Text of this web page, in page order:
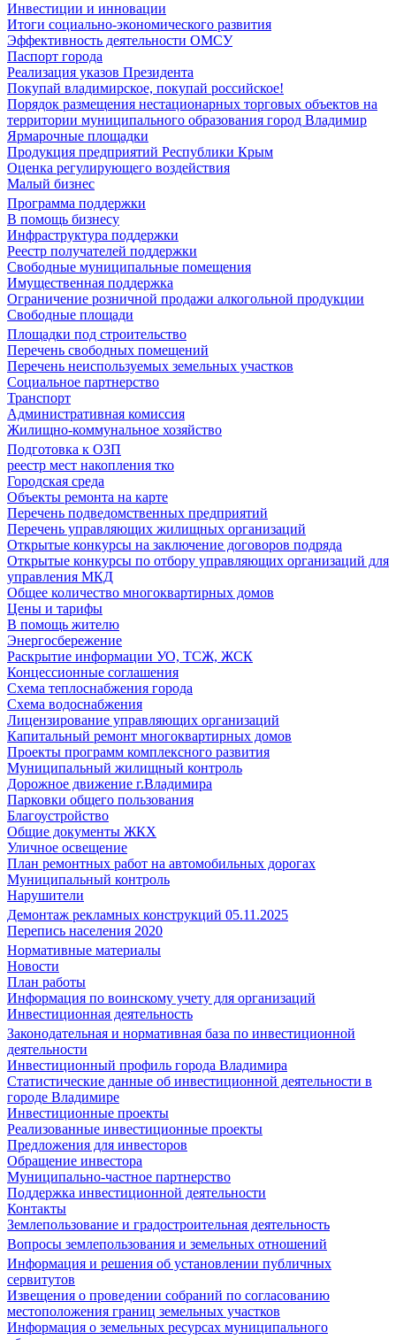
Инвестиции и инновации
Итоги социально-экономического развития
Эффективность деятельности ОМСУ
Паспорт города
Реализация указов Президента
Покупай владимирское, покупай российское!
Порядок размещения нестационарных торговых объектов на
территории муниципального образования город Владимир
Ярмарочные площадки
Продукция предприятий Республики Крым
Оценка регулирующего воздействия
Малый бизнес
Программа поддержки
В помощь бизнесу
Инфраструктура поддержки
Реестр получателей поддержки
Свободные муниципальные помещения
Имущественная поддержка
Ограничение розничной продажи алкогольной продукции
Свободные площади
Площадки под строительство
Перечень свободных помещений
Перечень неиспользуемых земельных участков
Социальное партнерство
Транспорт
Административная комиссия
Жилищно-коммунальное хозяйство
Подготовка к ОЗП
реестр мест накопления тко
Городская среда
Объекты ремонта на карте
Перечень подведомственных предприятий
Перечень управляющих жилищных организаций
Открытые конкурсы на заключение договоров подряда
Открытые конкурсы по отбору управляющих организаций для
управления МКД
Общее количество многоквартирных домов
Цены и тарифы
В помощь жителю
Энергосбережение
Раскрытие информации УО, ТСЖ, ЖСК
Концессионные соглашения
Схема теплоснабжения города
Схема водоснабжения
Лицензирование управляющих организаций
Капитальный ремонт многоквартирных домов
Проекты программ комплексного развития
Муниципальный жилищный контроль
Дорожное движение г.Владимира
Парковки общего пользования
Благоустройство
Общие документы ЖКХ
Уличное освещение
План ремонтных работ на автомобильных дорогах
Муниципальный контроль
Нарушители
Демонтаж рекламных конструкций 05.11.2025
Перепись населения 2020
Нормативные материалы
Новости
План работы
Информация по воинскому учету для организаций
Инвестиционная деятельность
Законодательная и нормативная база по инвестиционной
деятельности
Инвестиционный профиль города Владимира
Статистические данные об инвестиционной деятельности в
городе Владимире
Инвестиционные проекты
Реализованные инвестиционные проекты
Предложения для инвесторов
Обращение инвестора
Муниципально-частное партнерство
Поддержка инвестиционной деятельности
Контакты
Землепользование и градостроительная деятельность
Вопросы землепользования и земельных отношений
Информация и решения об установлении публичных
сервитутов
Извещения о проведении собраний по согласованию
местоположения границ земельных участков
Информация о земельных ресурсах муниципального